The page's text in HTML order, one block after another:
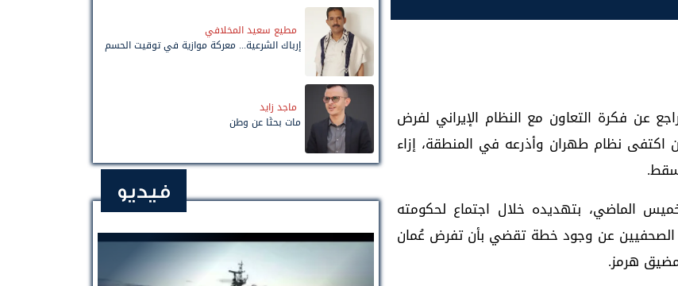
عن فكرة التعاون مع النظام الإيراني لفرض
نظام طهران وأذرعه في المنطقة، إزاء
الماضي، بتهديده خلال اجتماع لحكومته
عن وجود خطة تقضي بأن تفرض عُمان
هرمز.
مطيع سعيد المخلافي
إرباك الشرعية... معركة موازية في توقيت الحسم
ماجد زايد
مات بحثًا عن وطن
فيديو